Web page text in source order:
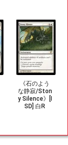
《石のよう
な静寂/Ston
y Silence》[I
SD] 白R